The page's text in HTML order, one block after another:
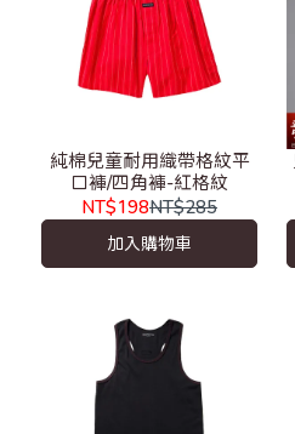
純棉兒童耐用織帶格紋平
口褲/四角褲-紅格紋
NT$198NT$285
加入購物車